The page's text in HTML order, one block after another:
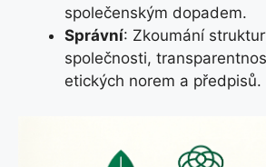
společenským dopadem.
Správní: Zkoumání
společnosti,
etických norem a předpisů.